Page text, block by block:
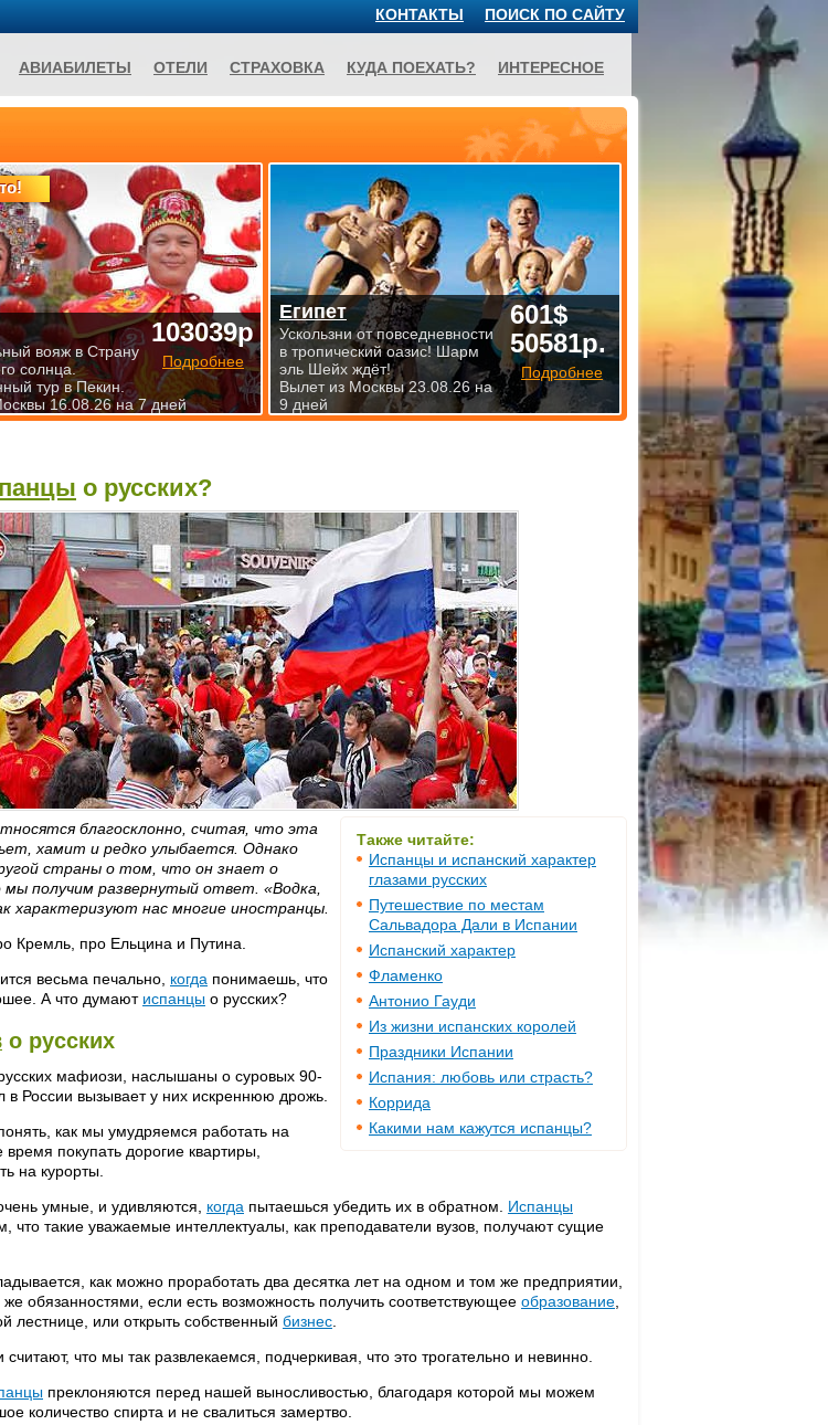
о русских?
Также читайте:
Испанцы и испанский характер
глазами русских
Путешествие по местам
Сальвадора Дали в Испании
Испанский характер
Фламенко
Антонио Гауди
Из жизни испанских королей
Праздники Испании
Испания: любовь или страсть?
Коррида
Какими нам кажутся испанцы?
благосклонно, считая, что эта
хамит и редко улыбается. Однако
страны о том, что он знает о
мы получим развернутый ответ. «Водка,
характеризуют нас многие иностранцы.
Кремль, про Ельцина и Путина.
весьма печально, когда понимаешь, что
А что думают испанцы о русских?
о русских
мафиози, наслышаны о суровых 90-
в России вызывает у них искреннюю дрожь.
как мы умудряемся работать на
покупать дорогие квартиры,
на курорты.
умные, и удивляются, когда пытаешься убедить их в обратном. Испанцы
что такие уважаемые интеллектуалы, как преподаватели вузов, получают сущие
как можно проработать два десятка лет на одном и том же предприятии,
обязанностями, если есть возможность получить соответствующее образование
лестнице, или открыть собственный бизнес
считают, что мы так развлекаемся, подчеркивая, что это трогательно и невинно.
преклоняются перед нашей выносливостью, благодаря которой мы можем
количество спирта и не свалиться замертво.
103039р
Подробнее
вояж в Страну
солнца.
тур в Пекин.
16.08.26 на 7 дней
601$
50581р.
Подробнее
Египет
Ускользни от повседневности
в тропический оазис! Шарм
эль Шейх ждёт!
Вылет из Москвы 23.08.26 на
9 дней
ПОИСК ПО САЙТУ
КОНТАКТЫ
АВИАБИЛЕТЫ ОТЕЛИ СТРАХОВКА КУДА ПОЕХАТЬ? ИНТЕРЕСНОЕ